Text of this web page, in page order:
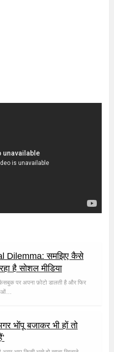
Dilemma: समझिए कैसे
है सोशल मीडिया
पर अपना फ़ोटो डालती है और फिर
भोंपू बजाकर भी हों तो